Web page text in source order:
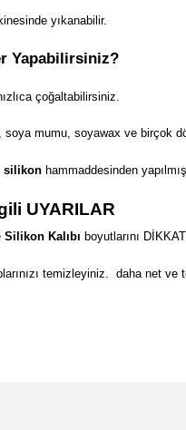
yıkanabilir.
Yapabilirsiniz?
çoğaltabilirsiniz.
soya mumu, soyawax ve birçok
silikon hammaddesinden
UYARILAR
Silikon Kalıbı boyutlarını
temizleyiniz. daha net ve